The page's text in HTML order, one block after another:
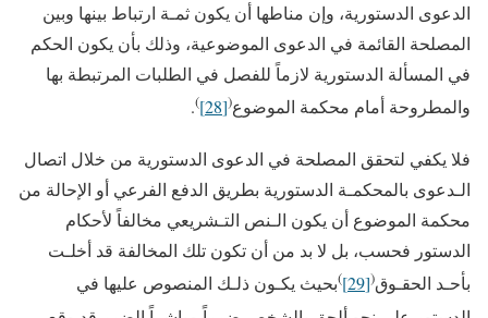
الدعوى الدستورية، وإن مناطها أن يكون ثمـة ارتباط بينها وبين
المصلحة القائمة في الدعوى الموضوعية، وذلك بأن يكون الحكم
في المسألة الدستورية لازماً للفصل في الطلبات المرتبطة بها
والمطروحة أمام محكمة الموضوع(
[28]
)
.
فلا يكفي لتحقق المصلحة في الدعوى الدستورية من خلال اتصال
الـدعوى بالمحكمـة الدستورية بطريق الدفع الفرعي أو الإحالة من
محكمة الموضوع أن يكون الـنص التـشريعي مخالفاً لأحكام
الدستور فحسب، بل لا بد من أن تكون تلك المخالفة قد أخلـت
بأحـد الحقـوق(
[29]
)بحيث يكـون ذلـك المنصوص عليها في